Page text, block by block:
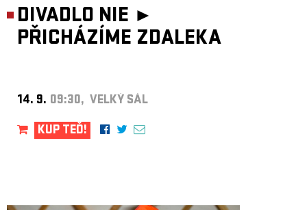
DIVADLO NIE ►
PŘICHÁZÍME ZDALEKA
14. 9. 09:30, VELKÝ SÁL
KUP TEĎ!